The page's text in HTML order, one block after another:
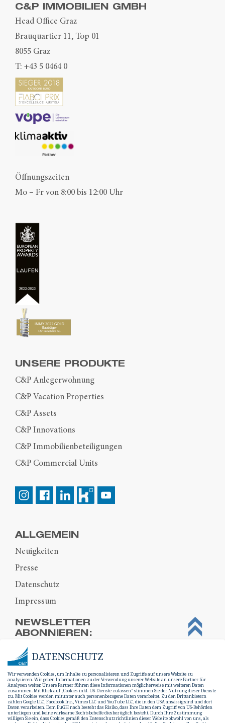
C&P IMMOBILIEN GMBH
Head Office Graz
Brauquartier 11, Top 01
8055 Graz
T: +43 5 0464 0
Öffnungszeiten
Mo – Fr von 8:00 bis 12:00 Uhr
UNSERE PRODUKTE
C&P Anlegerwohnung
C&P Vacation Properties
C&P Assets
C&P Innovations
C&P Immobilienbeteiligungen
C&P Commercial Units
ALLGEMEIN
Neuigkeiten
Presse
Datenschutz
Impressum
NEWSLETTER
ABONNIEREN:
DATENSCHUTZ
Wir verwenden Cookies, um Inhalte zu personalisieren und Zugriffe auf unsere Website zu
analysieren. Wir geben Informationen zu der Verwendung unserer Website an unsere Partner für
Analysen weiter. Unsere Partner führen diese Informationen möglicherweise mit weiteren Daten
zusammen. Mit Klick auf „Cookies inkl. US-Dienste zulassen“ stimmen Sie der Nutzung dieser Dienste
zu. Mit Cookies werden mitunter auch personenbezogene Daten verarbeitet. Zu den Drittanbietern
zählen Google LLC, Facebook Inc., Vimeo LLC und YouTube LLC, die in den USA ansässig sind und dort
Daten verarbeiten. Dem EuGH nach besteht das Risiko, dass Ihre Daten dem Zugriff von US-Behörden
unterliegen und keine wirksame Rechtsbehelfe diesbezüglich besteht. Durch Ihre Zustimmung
willigen Sie ein, dass Cookies gemäß den Datenschutzrichtlinien dieser Website obwohl von uns, als